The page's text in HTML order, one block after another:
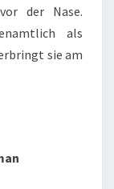
der Nase.
als
sie am